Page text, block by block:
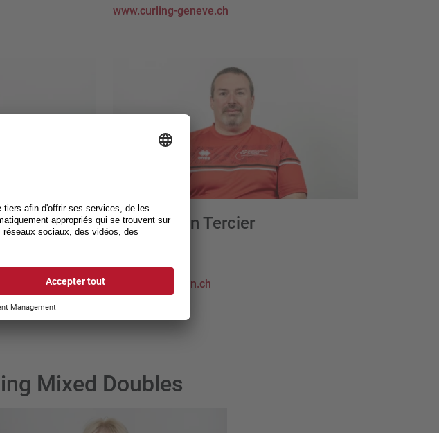
www.curling-geneve.ch
Pierre-Alain Tercier
Cadre national
www.curlingbern.ch
Mixed Doubles